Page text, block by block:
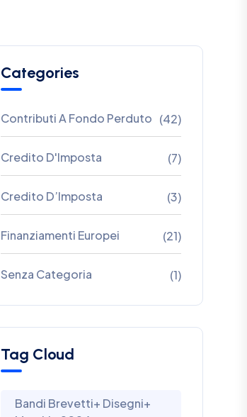
Categories
Contributi A Fondo Perduto (42)
Credito D'Imposta (7)
Credito D’Imposta (3)
Finanziamenti Europei (21)
Senza Categoria (1)
Tag Cloud
Bandi Brevetti+ Disegni+